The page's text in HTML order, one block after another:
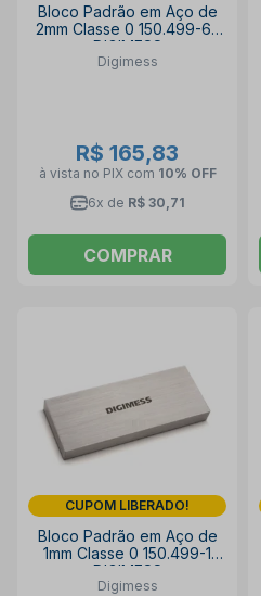
Bloco Padrão em Aço de
2mm Classe 0 150.499-65
DIGIMESS
Digimess
R$ 165,83
à vista no PIX com 10% OFF
6x de R$ 30,71
COMPRAR
CUPOM LIBERADO!
Bloco Padrão em Aço de
1mm Classe 0 150.499-1
DIGIMESS
Digimess